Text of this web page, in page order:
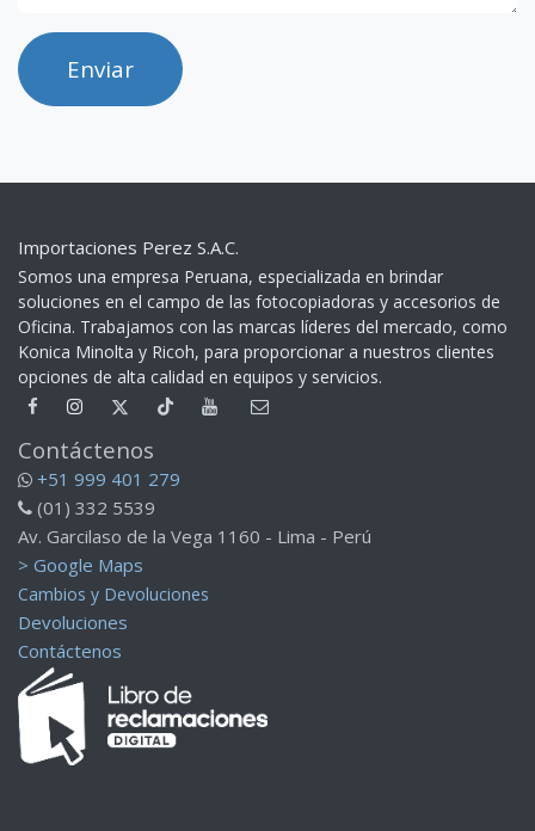
Enviar
Importaciones Perez S.A.C.
Somos una empresa Peruana, especializada en brindar
soluciones en el campo de las fotocopiadoras y accesorios de
Oficina. Trabajamos con las marcas líderes del mercado, como
Konica Minolta y Ricoh, para proporcionar a nuestros clientes
opciones de alta calidad en equipos y servicios.​
Contáctenos
+51 999 401 279
(01) 332 5539
Av. Garcilaso de la Vega 1160 - Lima - Perú
> Google Maps
Cambios y Devoluciones
Devoluciones
Contáctenos